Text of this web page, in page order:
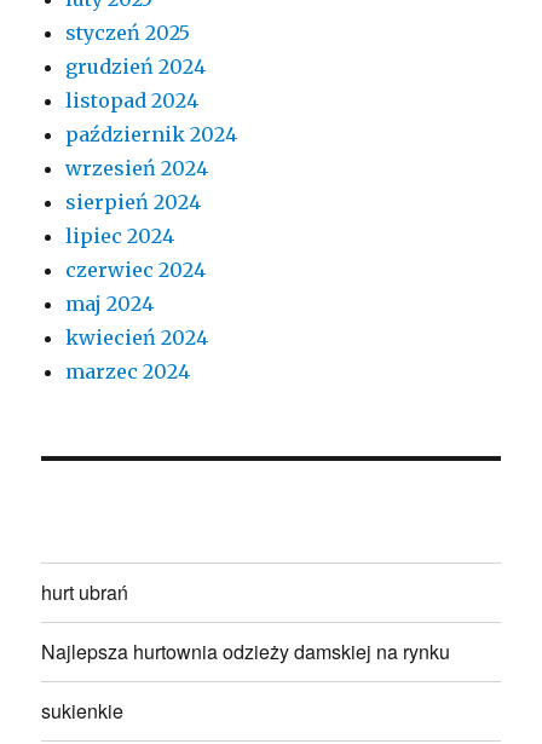
styczeń 2025
grudzień 2024
listopad 2024
październik 2024
wrzesień 2024
sierpień 2024
lipiec 2024
czerwiec 2024
maj 2024
kwiecień 2024
marzec 2024
hurt ubrań
Najlepsza hurtownia odzieży damskiej na rynku
sukienkie